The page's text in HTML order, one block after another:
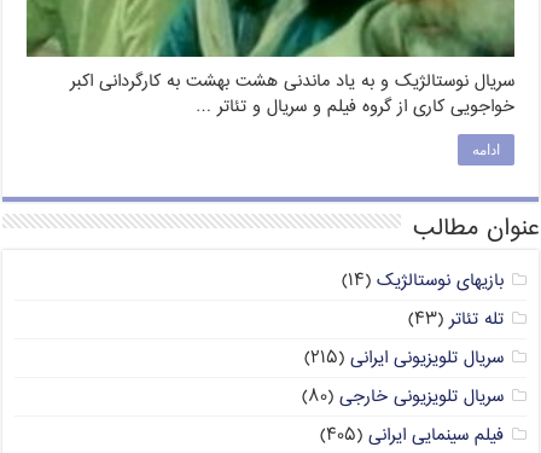
سریال نوستالژیک و به یاد ماندنی هشت بهشت به کارگردانی اکبر
خواجویی کاری از گروه فیلم و سریال و تئاتر …
ادامه
عنوان مطالب
بازیهای نوستالژیک (۱۴)
تله تئاتر(۴۳)
سریال تلویزیونی ایرانی (۲۱۵)
سریال تلویزیونی خارجی (۸۰)
فیلم سینمایی ایرانی (۴۰۵)